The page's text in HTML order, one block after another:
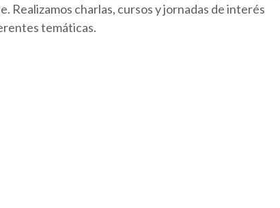
charlas, cursos y jornadas de interés
temáticas.